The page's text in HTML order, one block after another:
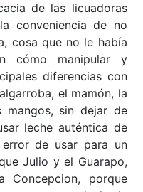
de las licuadoras
conveniencia de no
cosa que no le había
cómo manipular y
diferencias con
el mamón, la
mangos, sin dejar de
leche auténtica de
de usar para un
Julio y el Guarapo,
porque